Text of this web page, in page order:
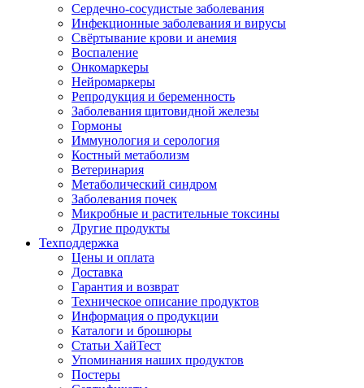
Сердечно-сосудистые заболевания
Инфекционные заболевания и вирусы
Свёртывание крови и анемия
Воспаление
Онкомаркеры
Нейромаркеры
Репродукция и беременность
Заболевания щитовидной железы
Гормоны
Иммунология и серология
Костный метаболизм
Ветеринария
Метаболический синдром
Заболевания почек
Микробные и растительные токсины
Другие продукты
Техподдержка
Цены и оплата
Доставка
Гарантия и возврат
Техническое описание продуктов
Информация о продукции
Каталоги и брошюры
Статьи ХайТест
Упоминания наших продуктов
Постеры